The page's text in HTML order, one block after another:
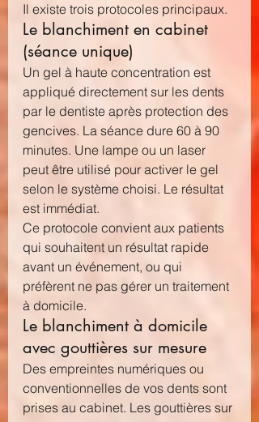
Il existe trois protocoles principaux.
Le blanchiment en cabinet
(séance unique)
Un gel à haute concentration est
appliqué directement sur les dents
par le dentiste après protection des
gencives. La séance dure 60 à 90
minutes. Une lampe ou un laser
peut être utilisé pour activer le gel
selon le système choisi. Le résultat
est immédiat.
Ce protocole convient aux patients
qui souhaitent un résultat rapide
avant un événement, ou qui
préfèrent ne pas gérer un traitement
à domicile.
Le blanchiment à domicile
avec gouttières sur mesure
Des empreintes numériques ou
conventionnelles de vos dents sont
prises au cabinet. Les gouttières sur